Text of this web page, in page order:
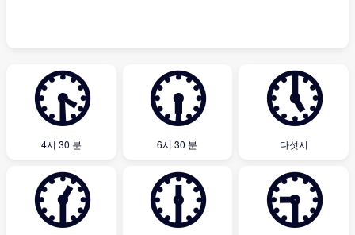
🕟
4시 30 분
🕡
6시 30 분
🕔
다섯시
🕜 🕧 🕤